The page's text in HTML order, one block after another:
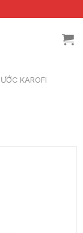
KAROFI